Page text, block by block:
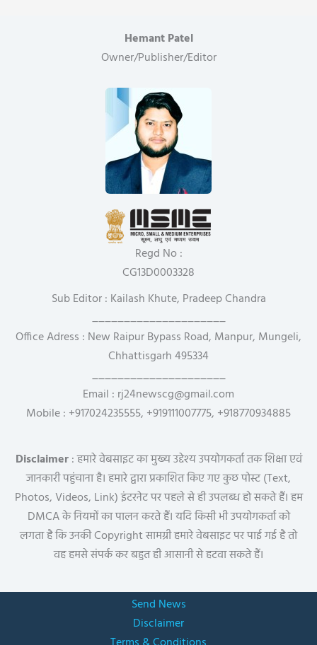
Hemant Patel
Owner/Publisher/Editor
Regd No :
CG13D0003328
Sub Editor : Kailash Khute, Pradeep Chandra
_____________________
Office Adress : New Raipur Bypass Road, Manpur, Mungeli,
Chhattisgarh 495334
_____________________
Email : rj24newscg@gmail.com
Mobile : +917024235555, +919111007775, +918770934885
Disclaimer: हमारे वेबसाइट का मुख्य उद्देश्य उपयोगकर्ता तक शिक्षा एवं
जानकारी पहुंचाना है। हमारे द्वारा प्रकाशित किए गए कुछ पोस्ट (Text,
Photos, Videos, Link) इंटरनेट पर पहले से ही उपलब्ध हो सकते हैं। हम
DMCA के नियमों का पालन करते हैं। यदि किसी भी उपयोगकर्ता को
लगता है कि उनकी Copyright सामग्री हमारे वेबसाइट पर पाई गई है तो
वह हमसे संपर्क कर बहुत ही आसानी से हटवा सकते हैं।
Send News
Disclaimer